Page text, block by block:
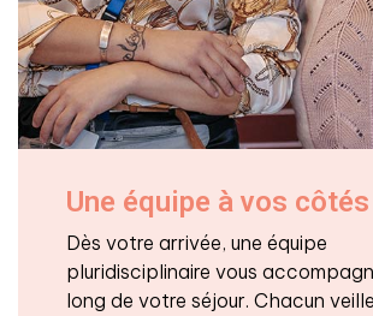
Une équipe à vos côtés
Dès votre arrivée, une équipe
pluridisciplinaire vous
long de votre séjour. Chacun